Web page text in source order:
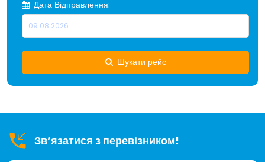
Дата Відправлення:
Шукати рейс
Зв’язатися з перевізником!